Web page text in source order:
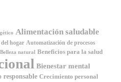
Alimentación saludable
hogar Automatización de procesos
Belleza natural Beneficios para la salud
Bienestar mental
responsable Crecimiento personal